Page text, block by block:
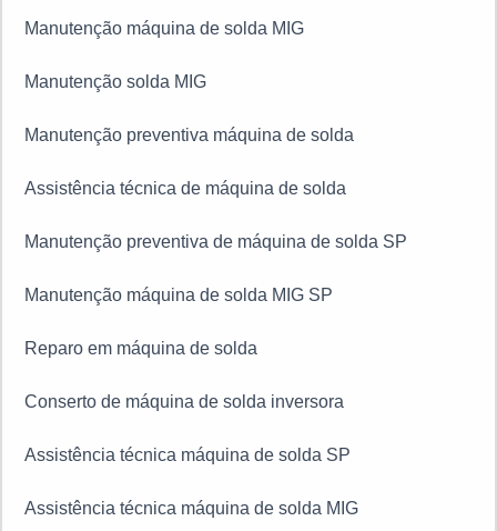
Manutenção máquina de solda MIG
Manutenção solda MIG
Manutenção preventiva máquina de solda
Assistência técnica de máquina de solda
Manutenção preventiva de máquina de solda SP
Manutenção máquina de solda MIG SP
Reparo em máquina de solda
Conserto de máquina de solda inversora
Assistência técnica máquina de solda SP
Assistência técnica máquina de solda MIG